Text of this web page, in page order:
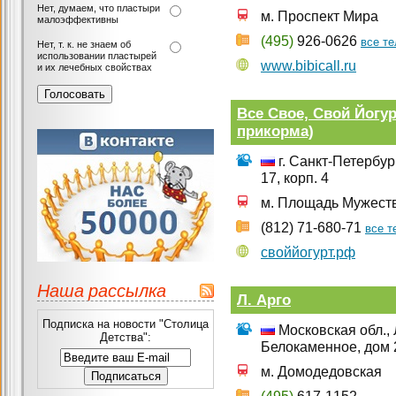
м. Проспект Мира
(495) 926-0626 все
www.bibicall.ru
Все Свое, Свой
прикорма)
г. Санкт-
17, корп. 4
м. Площадь
(812) 71-680-71 все
своййогурт.рф
Л. Арго
Московская
Белокаменное, дом
м. Домодедовская
Нет, думаем, что пластыри
малоэффективны
Нет, т. к. не знаем об
использовании пластырей
и их лечебных свойствах
Наша рассылка
Подписка на новости "Столица
Детства":